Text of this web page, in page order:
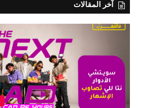
آخر المقالات